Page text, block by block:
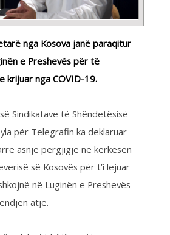
Blerim Syla tha se grevës i
si të suksesshme. Syla
ndonjë sinjali nga Qeveria
kemi një grevë shumë të